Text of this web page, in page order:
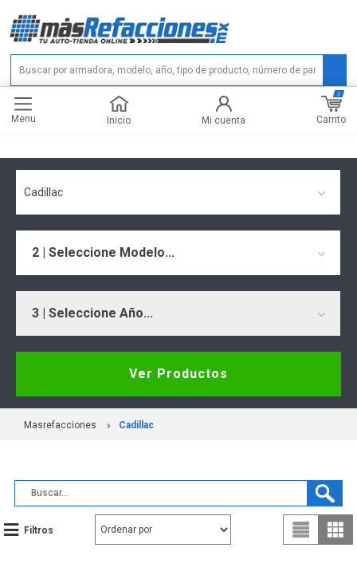
Menu Inicio Mi cuenta Carrito
0
Cadillac
2 | Seleccione Modelo...
3 | Seleccione Año...
Ver Productos
Masrefacciones Cadillac
Filtros